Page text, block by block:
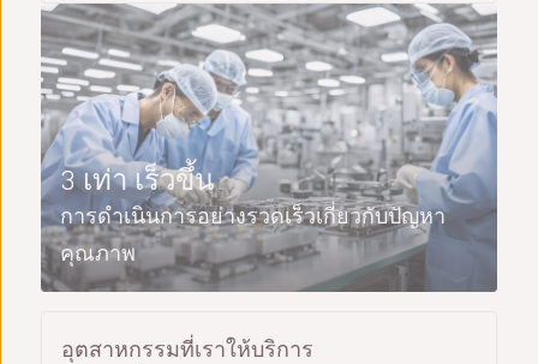
3 เท่า เร็วขึ้น
การดำเนินการอย่างรวดเร็วเกี่ยวกับปัญหา
คุณภาพ
อุตสาหกรรมที่เราให้บริการ